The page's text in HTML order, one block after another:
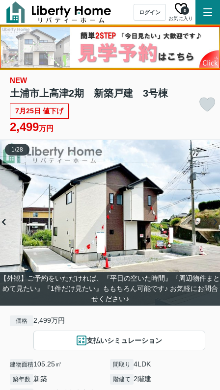
ログイン
お気に入り
0
NEW
土浦市上高津2期 新築戸建 3号棟
7月25日 値下げ
2,499万円
【外観】ご予約をいただければ、『平日の空いた時間』『周辺物件まと
めて見たい』『1件だけ見たい』ももちろん可能です♪ お気軽にお問合
せください♪
1 /28
価格 2,499万円
支払いシミュレーション
建物面積105.25㎡ 間取り 4LDK
築年数 新築 階建て 2階建